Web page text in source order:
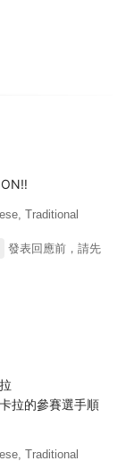
Traditional
關於110學年度 統資系
發表回應前，請先
拉的參賽選手順
Traditional